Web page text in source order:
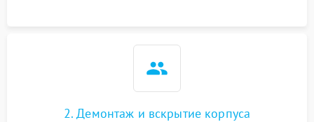
2. Демонтаж и вскрытие корпуса